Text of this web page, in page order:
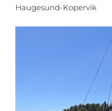
Haugesund-Kopervik